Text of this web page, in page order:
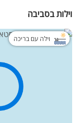
וילות בסביבה
וילה עם בריכה